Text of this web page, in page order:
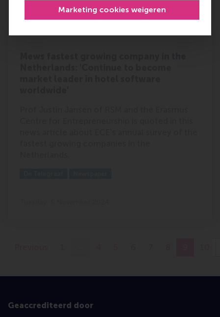
Marketing cookies weigeren
Geaccrediteerd door